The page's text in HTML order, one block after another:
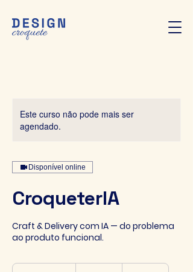
Este curso não pode mais ser
agendado.
Disponível online
CroqueterIA
Craft & Delivery com IA — do problema
ao produto funcional.